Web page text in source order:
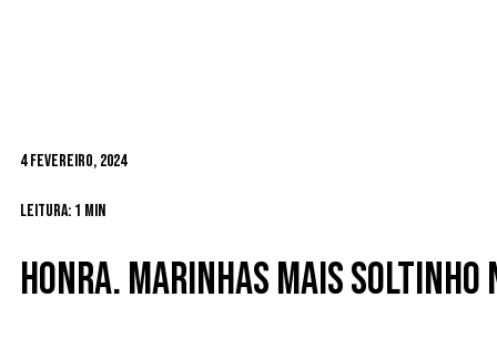
4 Fevereiro, 2024
Leitura: 1 min
Honra. Marinhas mais